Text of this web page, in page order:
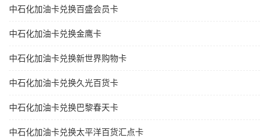
中石化加油卡兑换百盛会员卡
中石化加油卡兑换金鹰卡
中石化加油卡兑换新世界购物卡
中石化加油卡兑换久光百货卡
中石化加油卡兑换巴黎春天卡
中石化加油卡兑换太平洋百货汇点卡